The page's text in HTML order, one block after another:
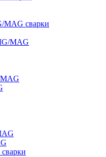
MAG сварки
MAG
MAG